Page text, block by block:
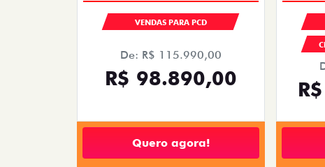
VENDAS PARA PCD
De: R$ 115.990,00
R$ 98.890,00
Quero agora!